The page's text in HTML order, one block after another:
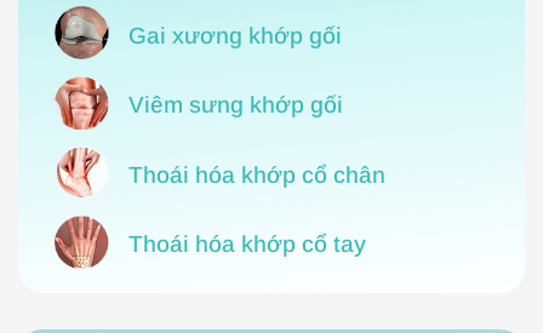
Gai xương khớp gối
Viêm sưng khớp gối
Thoái hóa khớp cổ chân
Thoái hóa khớp cổ tay